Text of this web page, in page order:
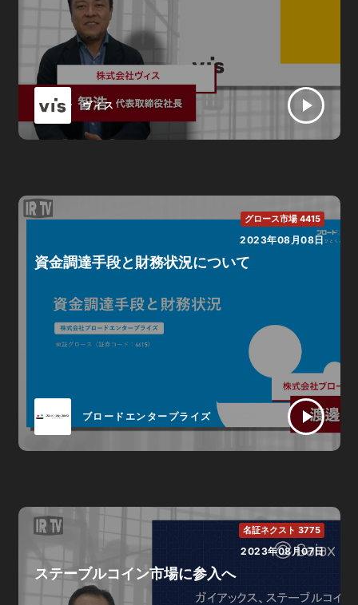
ヴィス
グロース市場 4415
2023年08月08日
ブロードエンタープライズ
資金調達手段と財務状況について
名証ネクスト 3775
2023年08月07日
ステーブルコイン市場に参入へ